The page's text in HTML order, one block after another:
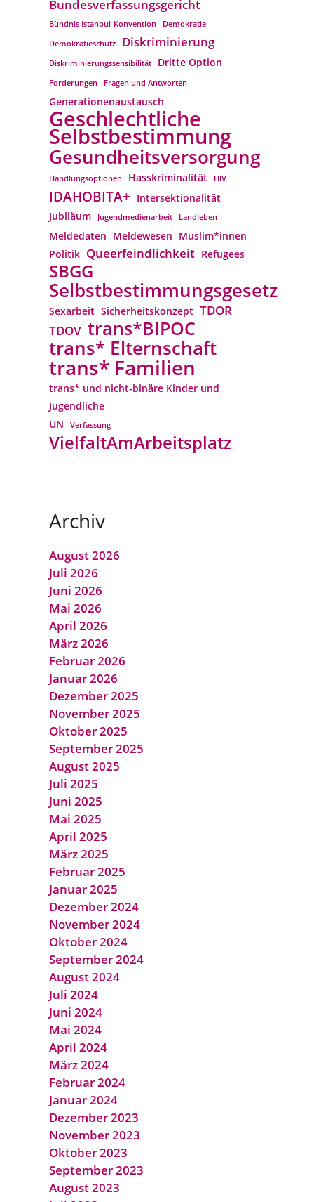
Bundesverfassungs­gericht
Bündnis Istanbul-Konvention
Demokratie
Demokratieschutz
Diskriminierung
Diskriminierungssensibilität Dritte Option
Forderungen Fragen und Antworten
Generationenaustausch
Geschlechtliche
Selbstbestimmung
Gesundheitsversorgung
Handlungsoptionen Hasskriminalität HIV
IDAHOBITA+ Intersektionalität
Jubiläum
Jugendmedienarbeit Landleben
Meldedaten Meldewesen Muslim*innen
Politik Queerfeindlichkeit Refugees
SBGG
Selbstbestimmungsgesetz
Sexarbeit Sicherheitskonzept TDOR
TDOV trans*BIPOC
trans* Elternschaft
trans* Familien
trans* und nicht-binäre Kinder und
Jugendliche
UN
Verfassung
VielfaltAmArbeitsplatz
Archiv
August 2026
Juli 2026
Juni 2026
Mai 2026
April 2026
März 2026
Februar 2026
Januar 2026
Dezember 2025
November 2025
Oktober 2025
September 2025
August 2025
Juli 2025
Juni 2025
Mai 2025
April 2025
März 2025
Februar 2025
Januar 2025
Dezember 2024
November 2024
Oktober 2024
September 2024
August 2024
Juli 2024
Juni 2024
Mai 2024
April 2024
März 2024
Februar 2024
Januar 2024
Dezember 2023
November 2023
Oktober 2023
September 2023
August 2023